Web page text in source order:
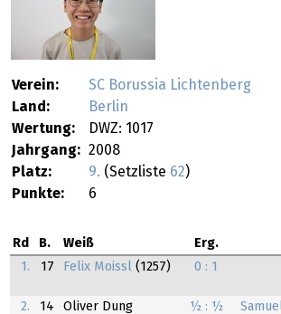
Verein:
SC Borussia Lichtenberg
Land:
Berlin
Wertung:
DWZ: 1017
Jahrgang: 2008
Platz:
9. (Setzliste 62)
Punkte:
6
Rd B. Weiß Erg.
1.
17 Felix Moissl (1257) 0 : 1
2.
14
Oliver Dung
½ : ½